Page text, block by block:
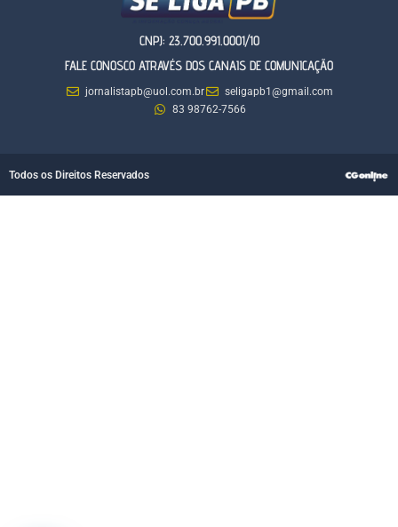
CNPJ: 23.700.991.0001/10
FALE CONOSCO ATRAVÉS DOS CANAIS DE COMUNICAÇÃO
jornalistapb@uol.com.br
seligapb1@gmail.com
83 98762-7566
Todos os Direitos Reservados